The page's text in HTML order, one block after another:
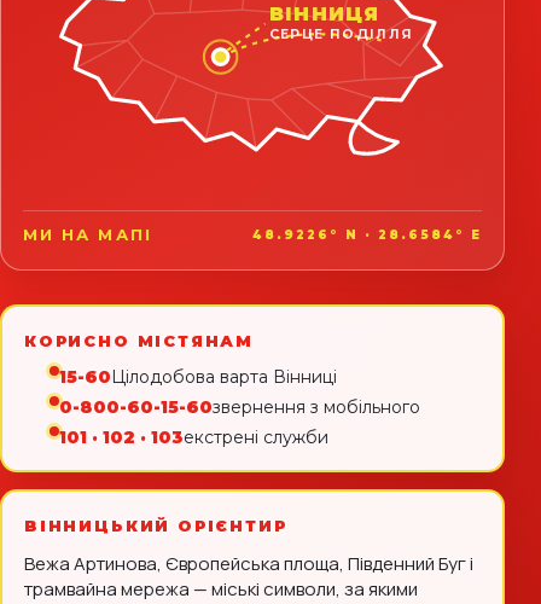
ВІННИЦЯ
СЕРЦЕ ПОДІЛЛЯ
МИ НА МАПІ 48.9226° N · 28.6584° E
КОРИСНО МІСТЯНАМ
15-60 Цілодобова варта Вінниці
0-800-60-15-60звернення з мобільного
101 · 102 · 103екстрені служби
ВІННИЦЬКИЙ ОРІЄНТИР
Вежа Артинова, Європейська площа, Південний Буг і
трамвайна мережа — міські символи, за якими